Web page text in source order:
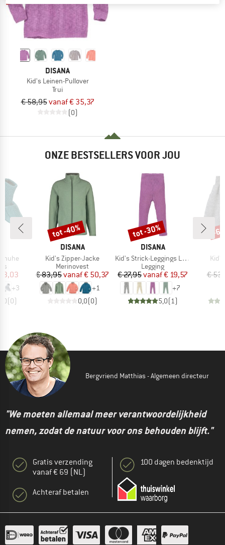
DISANA
Kid's Leinen-Pullover
Trui
€ 58,95vanaf € 35,37
(0)
ONZE BESTSELLERS VOOR JOU
prijs
+3
(0)
MERK
DISANA
Artikel
Kid's Zipper-Jacke
Productgroep
Merinovest
Prijs
€ 83,95 Verlaagde prijs
vanaf€ 50,37
+1
0,0(0)
Korting
tot -40%
MERK
DISANA
Artikel
Kid's Strick-Leggings Light
Productgroep
Legging
Prijs
€ 27,95 Verlaagde prijs
vanaf€ 19,57
+7
5,0(1)
Korting
tot -30%
€
-
Bergvriend Matthias - Algemeen directeur
"We moeten allemaal meer verantwoordelijkheid
nemen, zodat de natuur voor ons behouden blijft."
Gratis verzending
vanaf € 69 (NL)
Achteraf betalen
100 dagen bedenktijd